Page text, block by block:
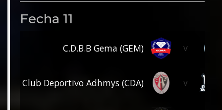
Fecha 11
C.D.B.B Gema (GEM) v
Club Deportivo Adhmys (CDA) v